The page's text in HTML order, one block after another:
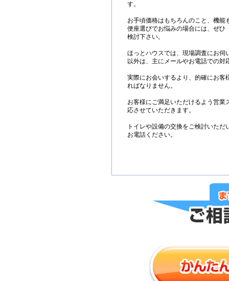
す。
お手頃価格はもちろんのこと、機能
便座選びでお悩みの場合には、ぜひ
検討下さい。
ほっとハウスでは、現場調査にお伺
以外は、主にメールやお電話での対
実際にお会いするより、的確にお客
ればなりません。
お客様にご満足いただけるよう営業
応させていただきます。
トイレや設備の交換をご検討いた
お電話ください。